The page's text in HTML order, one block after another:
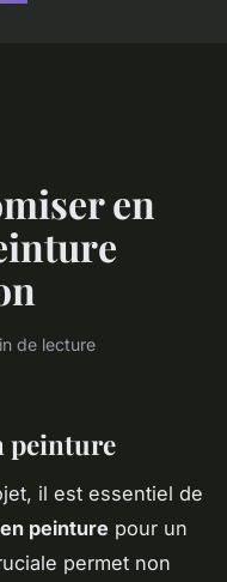
en
de lecture
peinture
il est essentiel de
peinture pour un
permet non